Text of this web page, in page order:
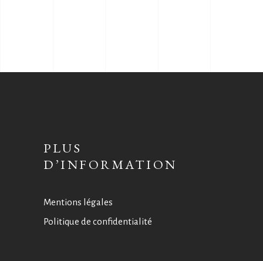
PLUS
D’INFORMATION
Mentions légales
Politique de confidentialité